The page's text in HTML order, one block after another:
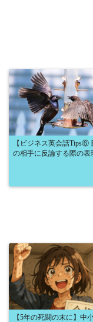
【ビジネス英会話Tips⑥
の相手に反論する際の表
【5年の死闘の末に】中